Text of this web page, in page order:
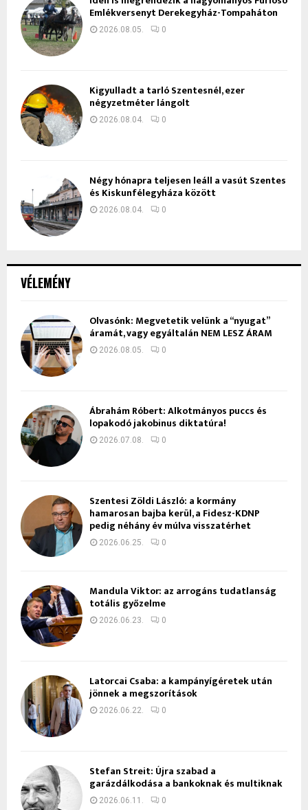
VÉLEMÉNY
Olvasónk: Megvetetik velünk a “nyugat”
áramát, vagy egyáltalán NEM LESZ ÁRAM
2026.08.05. 0
Ábrahám Róbert: Alkotmányos puccs és
lopakodó jakobinus diktatúra!
2026.07.08. 0
Szentesi Zöldi László: a kormány
hamarosan bajba kerül, a Fidesz-KDNP
pedig néhány év múlva visszatérhet
2026.06.25. 0
Mandula Viktor: az arrogáns tudatlanság
totális győzelme
2026.06.23. 0
Latorcai Csaba: a kampányígéretek után
jönnek a megszorítások
2026.06.22. 0
Stefan Streit: Újra szabad a
garázdálkodása a bankoknak és multiknak
2026.06.11. 0
Emlékversenyt Derekegyház-Tompaháton
2026.08.05. 0
Kigyulladt a tarló Szentesnél, ezer
négyzetméter lángolt
2026.08.04. 0
Négy hónapra teljesen leáll a vasút Szentes
és Kiskunfélegyháza között
2026.08.04. 0